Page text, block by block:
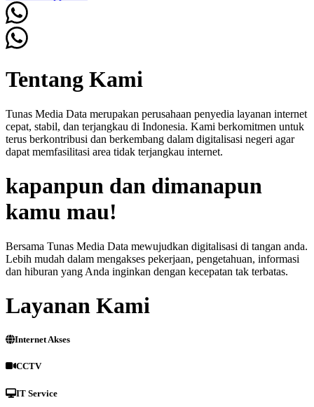
Tentang Kami
Tunas Media Data merupakan perusahaan penyedia layanan internet
cepat, stabil, dan terjangkau di Indonesia. Kami berkomitmen untuk
terus berkontribusi dan berkembang dalam digitalisasi negeri agar
dapat memfasilitasi area tidak terjangkau internet.
kapanpun dan dimanapun
kamu mau!
Bersama Tunas Media Data mewujudkan digitalisasi di tangan anda.
Lebih mudah dalam mengakses pekerjaan, pengetahuan, informasi
dan hiburan yang Anda inginkan dengan kecepatan tak terbatas.
Layanan Kami
Internet Akses
CCTV
IT Service